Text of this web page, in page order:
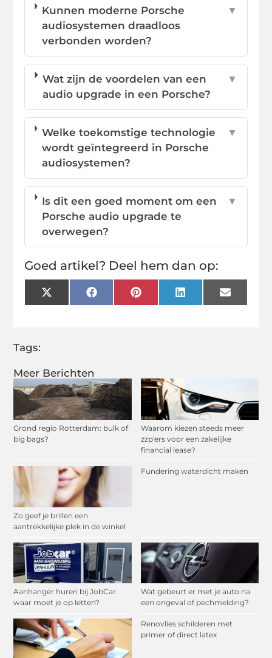
Meer Berichten
Grond regio Rotterdam: bulk of
big bags?
Waarom kiezen steeds meer
zzp'ers voor een zakelijke
financial lease?
Zo geef je brillen een
aantrekkelijke plek in de winkel
Fundering waterdicht maken
Aanhanger huren bij JobCar:
waar moet je op letten?
Wat gebeurt er met je auto na
een ongeval of pechmelding?
Renovlies schilderen met
primer of direct latex
Kunnen moderne Porsche
audiosystemen draadloos
verbonden worden?
▼
Wat zijn de voordelen van een
audio upgrade in een Porsche?
▼
Welke toekomstige technologie
wordt geïntegreerd in Porsche
audiosystemen?
▼
Is dit een goed moment om een
Porsche audio upgrade te
overwegen?
▼
Goed artikel? Deel hem dan op:
X
(Twitter)
FacebookPinterestLinkedInEmail
Tags: